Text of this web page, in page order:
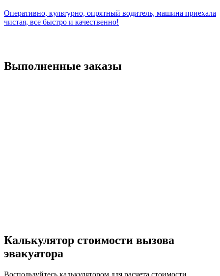
Оперативно, культурно, опрятный водитель, машина приехала
чистая, все быстро и качественно!
Выполненные заказы
Калькулятор стоимости вызова
эвакуатора